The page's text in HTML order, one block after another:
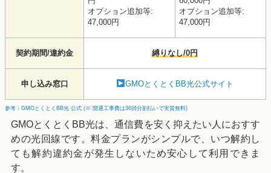
オプション追加等:
47,000円
オプション追加等:
47,000円
契約期間/違約金 縛りなし/0円
申し込み窓口 GMOとくとくBB光公式サイト
参考：GMOとくとくBB光 公式 (※ 開通工事費は36回分割払いで実質無料)
GMOとくとくBB光は、通信費を安く抑えたい人におすす
めの光回線です。料金プランがシンプルで、いつ解約し
ても解約違約金が発生しないため安心して利用できま
す。